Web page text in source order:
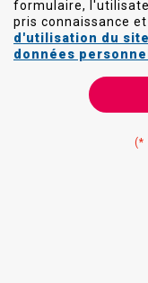
formulaire,
pris connaissance
d'utilisation du
données
(*